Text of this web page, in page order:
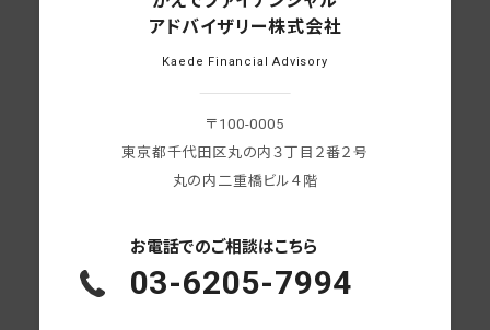
アドバイザリー株式会社
Kaede Financial Advisory
〒100-0005
東京都千代田区丸の内３丁目２番２号
丸の内二重橋ビル４階
お電話でのご相談はこちら
03-6205-7994